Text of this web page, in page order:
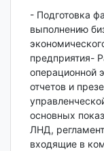
- Подготовка
выполнению
предприятия-
операционной
отчетов и
основных
ЛНД,
входящие в